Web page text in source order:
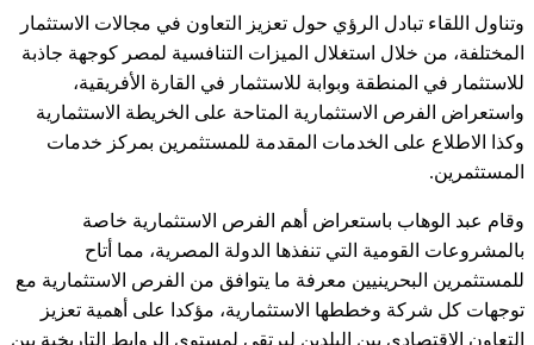
وتناول اللقاء تبادل الرؤي حول تعزيز التعاون في مجالات الاستثمار
المختلفة، من خلال استغلال الميزات التنافسية لمصر كوجهة جاذبة
للاستثمار في المنطقة وبوابة للاستثمار في القارة الأفريقية،
واستعراض الفرص الاستثمارية المتاحة على الخريطة الاستثمارية
وكذا الاطلاع على الخدمات المقدمة للمستثمرين بمركز خدمات
المستثمرين.
وقام عبد الوهاب باستعراض أهم الفرص الاستثمارية خاصة
بالمشروعات القومية التي تنفذها الدولة المصرية، مما أتاح
للمستثمرين البحرينيين معرفة ما يتوافق من الفرص الاستثمارية مع
توجهات كل شركة وخططها الاستثمارية، مؤكدا على أهمية تعزيز
التعاون الاقتصادي بين البلدين ليرتقي لمستوى الروابط التاريخية بين